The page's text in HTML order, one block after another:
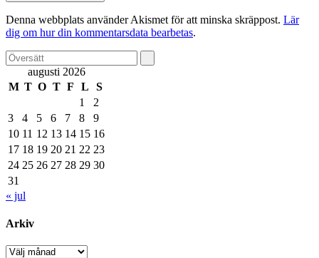
Denna webbplats använder Akismet för att minska skräppost. Lär
dig om hur din kommentarsdata bearbetas.
augusti 2026
M T O T F L
S
1
2
3
4 5 6 7 8
9
10 11 12 13 14 15 16
17 18 19 20 21 22 23
24 25 26 27 28 29 30
31
« jul
Arkiv
Arkiv